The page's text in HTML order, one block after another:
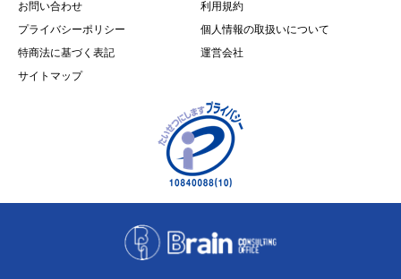
お問い合わせ
利用規約
プライバシーポリシー
個人情報の取扱いについて
特商法に基づく表記
運営会社
サイトマップ